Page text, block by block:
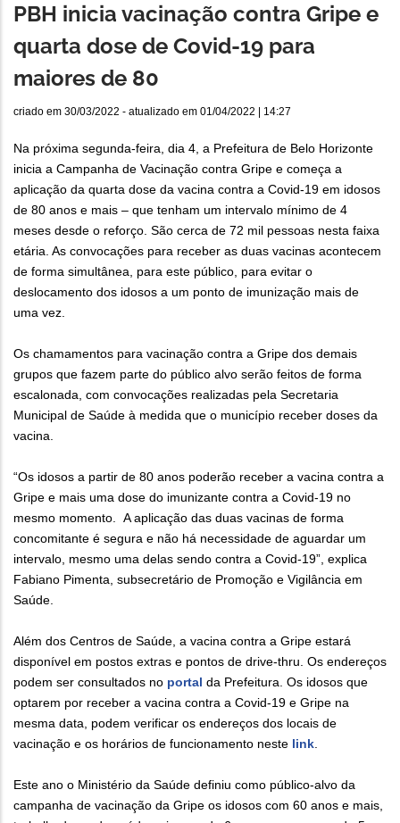
PBH inicia vacinação contra Gripe e
quarta dose de Covid-19 para
maiores de 80
criado em 30/03/2022 - atualizado em 01/04/2022 | 14:27
Na próxima segunda-feira, dia 4, a Prefeitura de Belo Horizonte
inicia a Campanha de Vacinação contra Gripe e começa a
aplicação da quarta dose da vacina contra a Covid-19 em idosos
de 80 anos e mais – que tenham um intervalo mínimo de 4
meses desde o reforço. São cerca de 72 mil pessoas nesta faixa
etária. As convocações para receber as duas vacinas acontecem
de forma simultânea, para este público, para evitar o
deslocamento dos idosos a um ponto de imunização mais de
uma vez.
Os chamamentos para vacinação contra a Gripe dos demais
grupos que fazem parte do público alvo serão feitos de forma
escalonada, com convocações realizadas pela Secretaria
Municipal de Saúde à medida que o município receber doses da
vacina.
“Os idosos a partir de 80 anos poderão receber a vacina contra a
Gripe e mais uma dose do imunizante contra a Covid-19 no
mesmo momento. A aplicação das duas vacinas de forma
concomitante é segura e não há necessidade de aguardar um
intervalo, mesmo uma delas sendo contra a Covid-19”, explica
Fabiano Pimenta, subsecretário de Promoção e Vigilância em
Saúde.
Além dos Centros de Saúde, a vacina contra a Gripe estará
disponível em postos extras e pontos de drive-thru. Os endereços
podem ser consultados no portal da Prefeitura. Os idosos que
optarem por receber a vacina contra a Covid-19 e Gripe na
mesma data, podem verificar os endereços dos locais de
vacinação e os horários de funcionamento neste link.
Este ano o Ministério da Saúde definiu como público-alvo da
campanha de vacinação da Gripe os idosos com 60 anos e mais,